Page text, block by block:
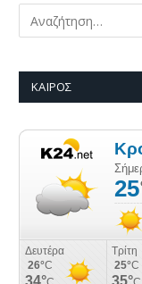
ΚΑΙΡΌΣ